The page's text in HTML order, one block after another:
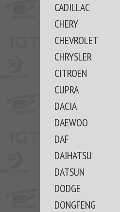
CADILLAC
CHERY
CHEVROLET
CHRYSLER
CITROEN
CUPRA
DACIA
DAEWOO
DAF
DAIHATSU
DATSUN
DODGE
DONGFENG